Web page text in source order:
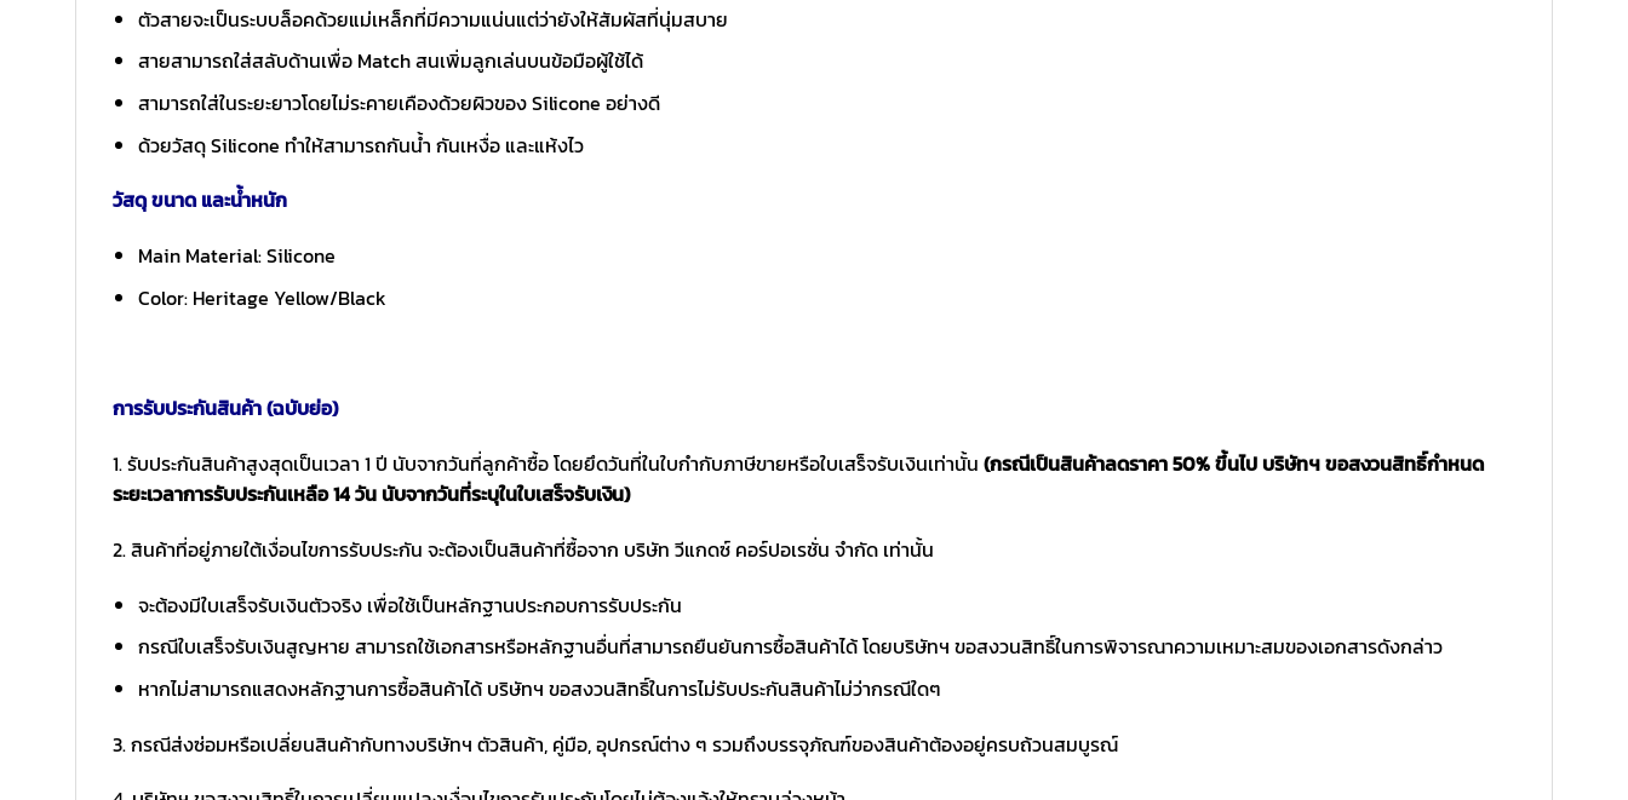
ตัวสายจะเป็นระบบล็อคด้วยแม่เหล็กที่มีความแน่นแต่ว่ายังให้สัมผัสที่นุ่มสบาย
สายสามารถใส่สลับด้านเพื่อ Match สนเพิ่มลูกเล่นบนข้อมือผู้ใช้ได้
สามารถใส่ในระยะยาวโดยไม่ระคายเคืองด้วยผิวของ Silicone อย่างดี
ด้วยวัสดุ Silicone ทำให้สามารถกันน้ำ กันเหงื่อ และแห้งไว
วัสดุ ขนาด และน้ำหนัก
Main Material: Silicone
Color: Heritage Yellow/Black
การรับประกันสินค้า (ฉบับย่อ)
1. รับประกันสินค้าสูงสุดเป็นเวลา 1 ปี นับจากวันที่ลูกค้าซื้อ โดยยึดวันที่ในใบกำกับภาษีขายหรือใบเสร็จรับเงินเท่านั้น (กรณีเป็นสินค้าลดราคา 50% ขึ้นไป บริษัทฯ ขอสงวนสิทธิ์กำหนด
ระยะเวลาการรับประกันเหลือ 14 วัน นับจากวันที่ระบุในใบเสร็จรับเงิน)
2. สินค้าที่อยู่ภายใต้เงื่อนไขการรับประกัน จะต้องเป็นสินค้าที่ซื้อจาก บริษัท วีแกดซ์ คอร์ปอเรชั่น จำกัด เท่านั้น
จะต้องมีใบเสร็จรับเงินตัวจริง เพื่อใช้เป็นหลักฐานประกอบการรับประกัน
กรณีใบเสร็จรับเงินสูญหาย สามารถใช้เอกสารหรือหลักฐานอื่นที่สามารถยืนยันการซื้อสินค้าได้ โดยบริษัทฯ ขอสงวนสิทธิ์ในการพิจารณาความเหมาะสมของเอกสารดังกล่าว
หากไม่สามารถแสดงหลักฐานการซื้อสินค้าได้ บริษัทฯ ขอสงวนสิทธิ์ในการไม่รับประกันสินค้าไม่ว่ากรณีใดๆ
3. กรณีส่งซ่อมหรือเปลี่ยนสินค้ากับทางบริษัทฯ ตัวสินค้า, คู่มือ, อุปกรณ์ต่าง ๆ รวมถึงบรรจุภัณฑ์ของสินค้าต้องอยู่ครบถ้วนสมบูรณ์